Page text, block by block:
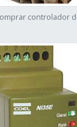
controlador